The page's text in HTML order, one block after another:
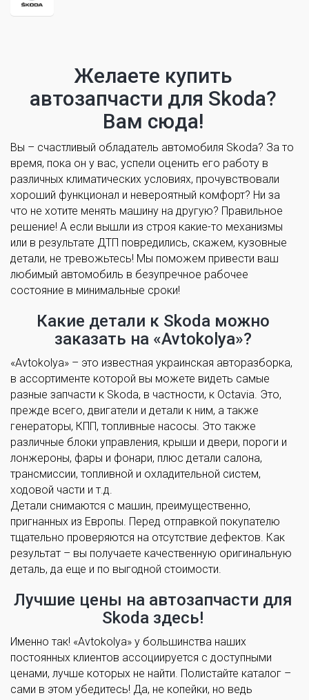
Желаете купить
автозапчасти для Skoda?
Вам сюда!
Вы – счастливый обладатель автомобиля Skoda? За то
время, пока он у вас, успели оценить его работу в
различных климатических условиях, прочувствовали
хороший функционал и невероятный комфорт? Ни за
что не хотите менять машину на другую? Правильное
решение! А если вышли из строя какие-то механизмы
или в результате ДТП повредились, скажем, кузовные
детали, не тревожьтесь! Мы поможем привести ваш
любимый автомобиль в безупречное рабочее
состояние в минимальные сроки!
Какие детали к Skoda можно
заказать на «Avtokolya»?
«Avtokolya» – это известная украинская авторазборка,
в ассортименте которой вы можете видеть самые
разные запчасти к Skoda, в частности, к Octavia. Это,
прежде всего, двигатели и детали к ним, а также
генераторы, КПП, топливные насосы. Это также
различные блоки управления, крыши и двери, пороги и
лонжероны, фары и фонари, плюс детали салона,
трансмиссии, топливной и охладительной систем,
ходовой части и т.д.
Детали снимаются с машин, преимущественно,
пригнанных из Европы. Перед отправкой покупателю
тщательно проверяются на отсутствие дефектов. Как
результат – вы получаете качественную оригинальную
деталь, да еще и по выгодной стоимости.
Лучшие цены на автозапчасти для
Skoda здесь!
Именно так! «Avtokolya» у большинства наших
постоянных клиентов ассоциируется с доступными
ценами, лучше которых не найти. Полистайте каталог –
сами в этом убедитесь! Да, не копейки, но ведь